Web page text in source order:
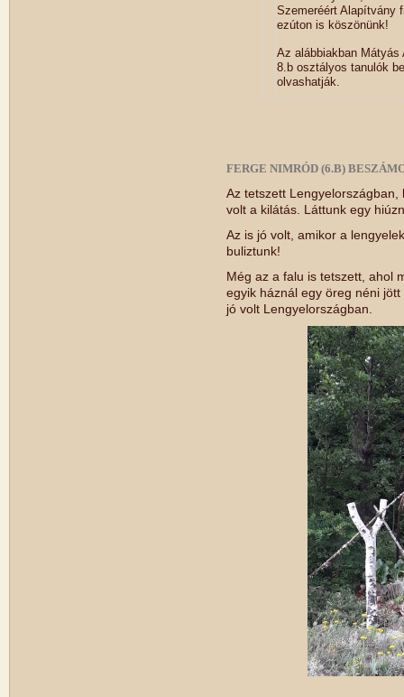
Szemeréért Alapítvány
ezúton is köszönünk!
Az alábbiakban Mátyás
8.b osztályos tanulók
olvashatják.
FERGE NIMRÓD (6.B)
Az tetszett
volt a kilátás. Láttunk egy
Az is jó volt, amikor a
buliztunk!
Még az a falu is tetszett, ahol
egyik háznál egy öreg néni
jó volt Lengyelországban.